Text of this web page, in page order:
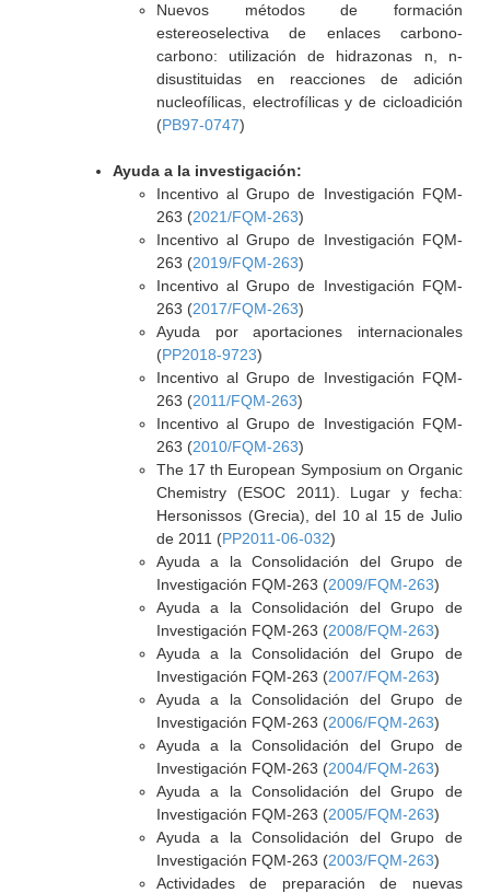
Nuevos métodos de formación
estereoselectiva de enlaces carbono-
carbono: utilización de hidrazonas n, n-
disustituidas en reacciones de adición
nucleofílicas, electrofílicas y de cicloadición
(PB97-0747)
Ayuda a la investigación:
Incentivo al Grupo de Investigación FQM-
263 (2021/FQM-263)
Incentivo al Grupo de Investigación FQM-
263 (2019/FQM-263)
Incentivo al Grupo de Investigación FQM-
263 (2017/FQM-263)
Ayuda por aportaciones internacionales
(PP2018-9723)
Incentivo al Grupo de Investigación FQM-
263 (2011/FQM-263)
Incentivo al Grupo de Investigación FQM-
263 (2010/FQM-263)
The 17 th European Symposium on Organic
Chemistry (ESOC 2011). Lugar y fecha:
Hersonissos (Grecia), del 10 al 15 de Julio
de 2011 (PP2011-06-032)
Ayuda a la Consolidación del Grupo de
Investigación FQM-263 (2009/FQM-263)
Ayuda a la Consolidación del Grupo de
Investigación FQM-263 (2008/FQM-263)
Ayuda a la Consolidación del Grupo de
Investigación FQM-263 (2007/FQM-263)
Ayuda a la Consolidación del Grupo de
Investigación FQM-263 (2006/FQM-263)
Ayuda a la Consolidación del Grupo de
Investigación FQM-263 (2004/FQM-263)
Ayuda a la Consolidación del Grupo de
Investigación FQM-263 (2005/FQM-263)
Ayuda a la Consolidación del Grupo de
Investigación FQM-263 (2003/FQM-263)
Actividades de preparación de nuevas